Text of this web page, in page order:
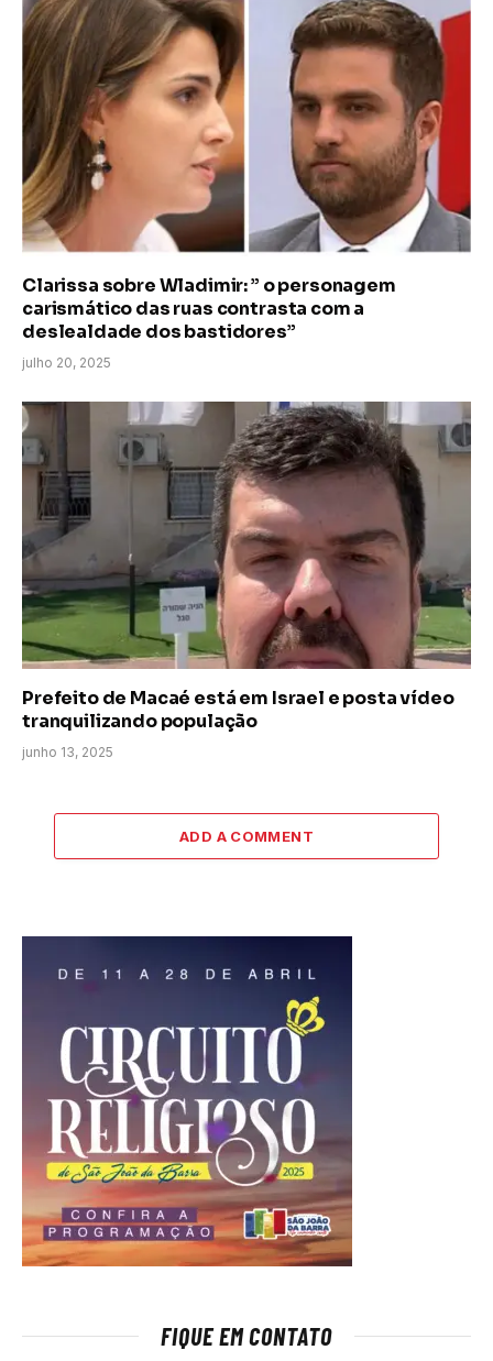
Clarissa sobre Wladimir: ” o personagem
carismático das ruas contrasta com a
deslealdade dos bastidores”
julho 20, 2025
Prefeito de Macaé está em Israel e posta vídeo
tranquilizando população
junho 13, 2025
ADD A COMMENT
FIQUE EM CONTATO